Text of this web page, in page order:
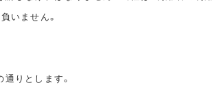
いません。
りとします。